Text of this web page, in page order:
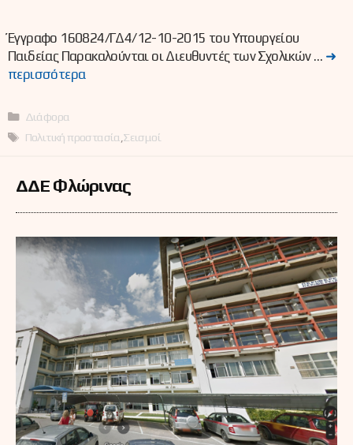
Έγγραφο 160824/ΓΔ4/12-10-2015 του Υπουργείου
Παιδείας Παρακαλούνται οι Διευθυντές των Σχολικών … ➜
περισσότερα
Κατηγορίες
Διάφορα
Ετικέτες
Πολιτική προστασία Σεισμοί
ΔΔΕ Φλώρινας